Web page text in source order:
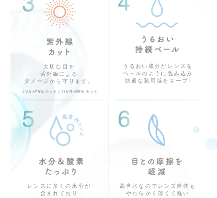
大切な目を
紫外線による
ダメージから守ります。
うるおい成分がレンズを
ベールのように包み込み
快適な装用感をキープ!
レンズに多くの水分が
含まれており
高含水なのでレンズ自体も
やわらかく薄くて軽い